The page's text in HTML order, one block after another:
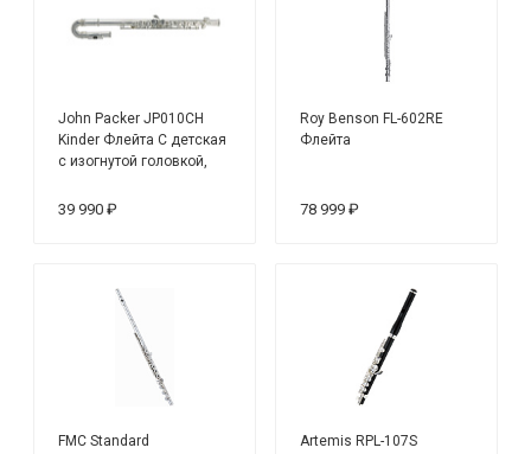
John Packer JP010CH
Kinder Флейта С детская
с изогнутой головкой,
39 990 ₽
Roy Benson FL-602RE
Флейта
78 999 ₽
FMC Standard
Artemis RPL-107S